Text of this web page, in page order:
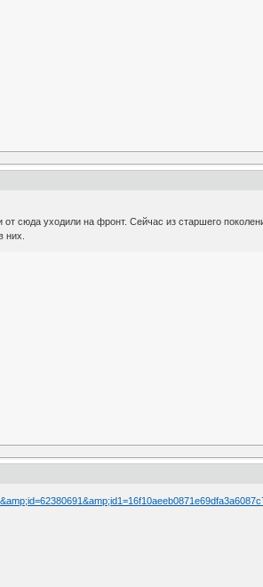
сюда уходили на фронт. Сейчас из старшего
них.